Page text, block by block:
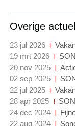
Overige
23 jul 2026
19 mrt 2026
20 nov 2025
02 sep 2025
22 jul 2025
28 apr 2025
24 dec 2024
22 aug 2024